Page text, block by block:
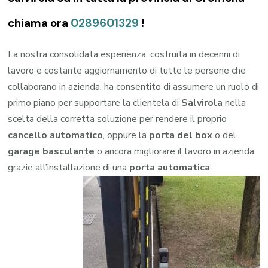
chiama ora 0289601329 !
La nostra consolidata esperienza, costruita in decenni di
lavoro e costante aggiornamento di tutte le persone che
collaborano in azienda, ha consentito di assumere un ruolo di
primo piano per supportare la clientela di Salvirola nella
scelta della corretta soluzione per rendere il proprio
cancello automatico, oppure la porta del boxo del
garage basculante o ancora migliorare il lavoro in azienda
grazie all’installazione di una porta automatica.